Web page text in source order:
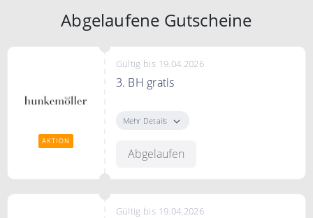
Abgelaufene Gutscheine
AKTION
Gültig bis 19.04.2026
3. BH gratis
Mehr Details
Abgelaufen
Gültig bis 19.04.2026